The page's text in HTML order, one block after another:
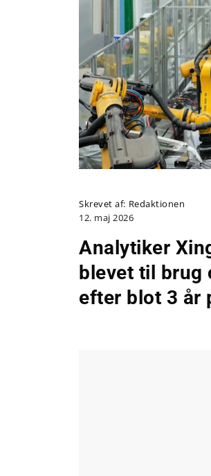
Skrevet af: Redaktionen
12. maj 2026
Analytiker
blevet til brug
efter blot 3 år